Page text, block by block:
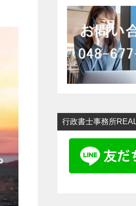
行政書士事務所